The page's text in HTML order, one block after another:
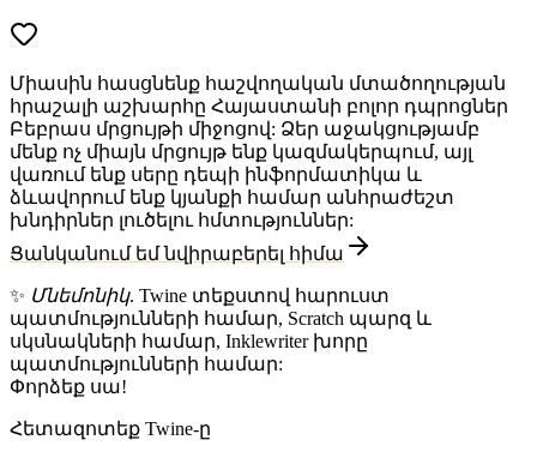
Միասին հասցնենք հաշվողական մտածողության
հրաշալի աշխարհը Հայաստանի բոլոր դպրոցներ
Բեբրաս մրցույթի միջոցով: Ձեր աջակցությամբ
մենք ոչ միայն մրցույթ ենք կազմակերպում, այլ
վառում ենք սերը դեպի ինֆորմատիկա և
ձևավորում ենք կյանքի համար անհրաժեշտ
խնդիրներ լուծելու հմտություններ:
Ցանկանում եմ նվիրաբերել հիմա
✨ Մնեմոնիկ. Twine տեքստով հարուստ
պատմությունների համար, Scratch պարզ և
սկսնակների համար, Inklewriter խորը
պատմությունների համար:
Փորձեք սա!
Հետազոտեք Twine-ը